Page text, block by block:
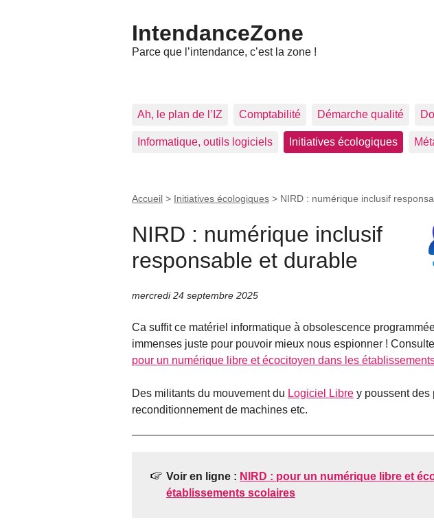
IntendanceZone
Parce que l’intendance, c’est la zone !
Ah, le plan de l’IZ Comptabilité Démarche qualité
Informatique, outils logiciels Initiatives écologiques
Accueil > Initiatives écologiques > NIRD : numérique inclusif
NIRD : numérique inclusif
responsable et durable
mercredi 24 septembre 2025
Ca suffit ce matériel informatique à obsolescence
immenses juste pour pouvoir mieux nous espionner !
pour un numérique libre et écocitoyen dans les
Des militants du mouvement du Logiciel Libre y poussent des
reconditionnement de machines etc.
Voir en ligne : NIRD : pour un numérique libre et
établissements scolaires